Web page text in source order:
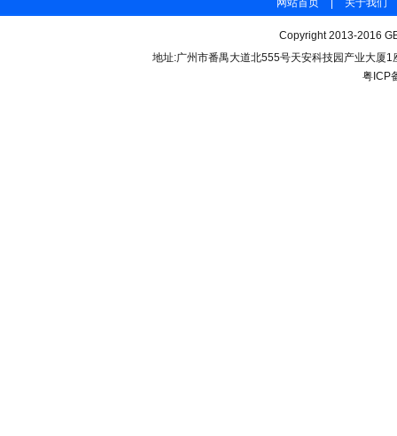
网站首页 关于我们
Copyright 2013-2016
地址:广州市番禺大道北555号天安科技园产业大厦
粤ICP